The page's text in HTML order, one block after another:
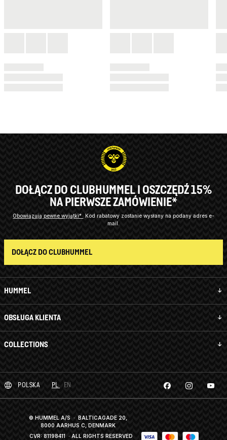
HUMMEL
OBSŁUGA KLIENTA
COLLECTIONS
DOŁĄCZ DO CLUBHUMMEL I OSZCZĘDŹ 15%
NA PIERWSZE ZAMÓWIENIE*
Obowiązują pewne wyjątki*
Kod rabatowy zostanie wysłany na podany adres e-
mail.
DOŁĄCZ DO CLUBHUMMEL
POLSKA PL EN
© HUMMEL A/S · BALTICAGADE 20,
8000 AARHUS C, DENMARK
CVR: 81198411 · ALL RIGHTS RESERVED